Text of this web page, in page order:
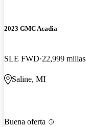
2023 GMC Acadia
SLE FWD 22,999 millas
Saline, MI
Buena oferta